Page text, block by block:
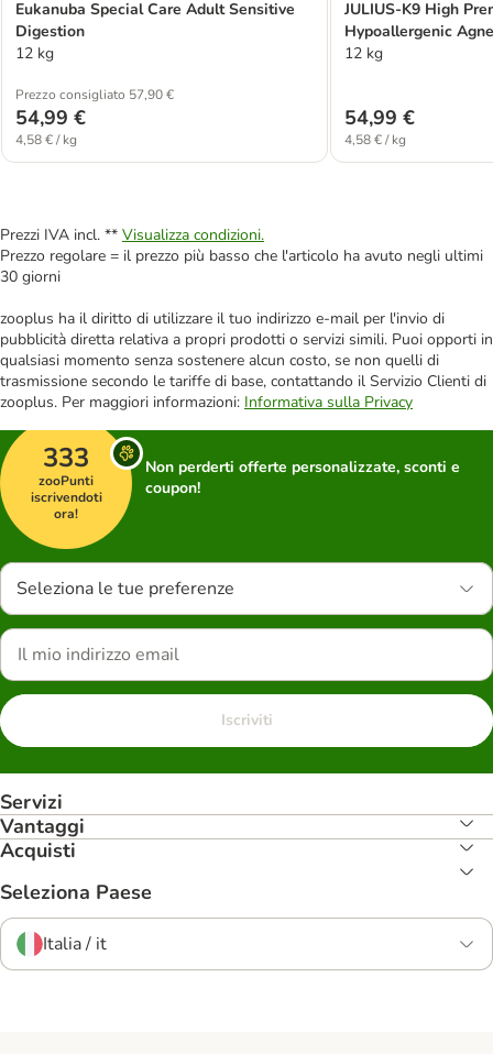
Eukanuba Special Care Adult Sensitive
Digestion
12 kg
Prezzo consigliato 57,90 €
54,99 €
4,58 € / kg
JULIUS-K9 High
Hypoallergenic
12 kg
54,99 €
4,58 € / kg
Prezzi IVA incl. ** Visualizza condizioni.
Prezzo regolare = il prezzo più basso che l'articolo ha avuto negli ultimi
30 giorni
zooplus ha il diritto di utilizzare il tuo indirizzo e-mail per l'invio di
pubblicità diretta relativa a propri prodotti o servizi simili. Puoi opporti in
qualsiasi momento senza sostenere alcun costo, se non quelli di
trasmissione secondo le tariffe di base, contattando il Servizio Clienti di
zooplus. Per maggiori informazioni: Informativa sulla Privacy
333
zooPunti
iscrivendoti
ora!
Non perderti offerte personalizzate, sconti e
coupon!
Seleziona le tue preferenze
Iscriviti
Servizi
Vantaggi
Acquisti
Seleziona Paese
Italia / it